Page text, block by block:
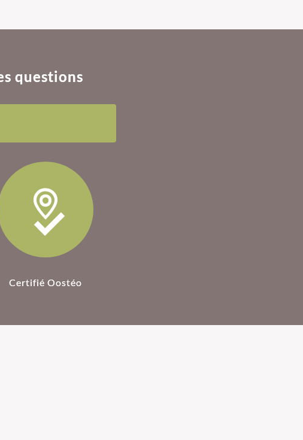
questions
Certifié Oostéo